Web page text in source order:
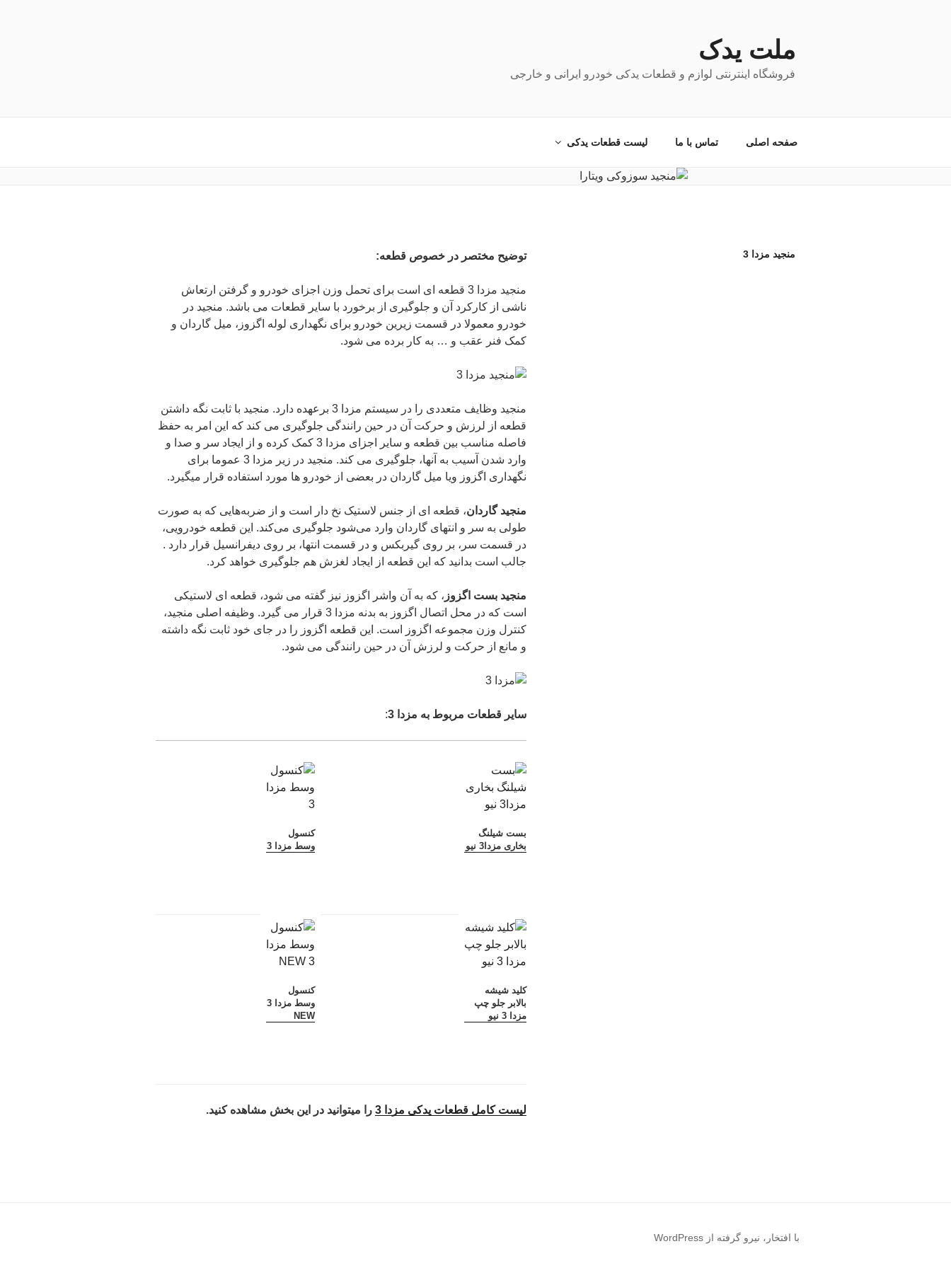
ملت یدک
فروشگاه اینترنتی لوازم و قطعات یدکی خودرو ایرانی و خارجی
صفحه اصلی تماس با ما لیست قطعات یدکی
منجید مزدا 3 توضیح مختصر در خصوص قطعه:
منجید مزدا 3 قطعه ای است برای تحمل وزن اجزای خودرو و گرفتن ارتعاش
ناشی از کارکرد آن و جلوگیری از برخورد با سایر قطعات می باشد. منجید در
خودرو معمولا در قسمت زیرین خودرو برای نگهداری لوله اگزوز، میل گاردان و
کمک فنر عقب و … به کار برده می شود.
منجید وظایف متعددی را در سیستم مزدا 3 برعهده دارد. منجید با ثابت نگه داشتن
قطعه از لرزش و حرکت آن در حین رانندگی جلوگیری می‌ کند که این امر به حفظ
فاصله مناسب بین قطعه و سایر اجزای مزدا 3 کمک کرده و از ایجاد سر و صدا و
وارد شدن آسیب به آنها، جلوگیری می‌ کند. منجید در زیر مزدا 3 عموما برای
نگهداری اگزوز ویا میل گاردان در بعضی از خودرو ها مورد استفاده قرار میگیرد.
منجید گاردان، قطعه ای از جنس لاستیک نخ دار است و از ضربه‌‌هایی که به صورت
طولی به سر و انتهای گاردان وارد ‌می‌شود جلوگیری ‌می‌کند. این قطعه خودرویی،
در قسمت سر، بر روی گیربکس و در قسمت انتها، بر روی دیفرانسیل قرار دارد .
جالب است بدانید که این قطعه از ایجاد لغزش هم جلوگیری خواهد کرد.
منجید بست اگزوز ، که به آن واشر اگزوز نیز گفته می ‌شود، قطعه ‌ای لاستیکی
است که در محل اتصال اگزوز به بدنه مزدا 3 قرار می ‌گیرد. وظیفه‌ اصلی منجید،
کنترل وزن مجموعه اگزوز است. این قطعه اگزوز را در جای خود ثابت نگه داشته
و مانع از حرکت و لرزش آن در حین رانندگی می شود.
سایر قطعات مربوط به مزدا 3 :
بست شیلنگ
بخاری مزدا3 نیو
کنسول
وسط مزدا 3
کلید شیشه
بالابر جلو چپ
مزدا 3 نیو
کنسول
وسط مزدا 3
NEW
لیست کامل قطعات یدکی مزدا 3 را میتوانید در این بخش مشاهده کنید.
با افتخار، نیرو گرفته از WordPress